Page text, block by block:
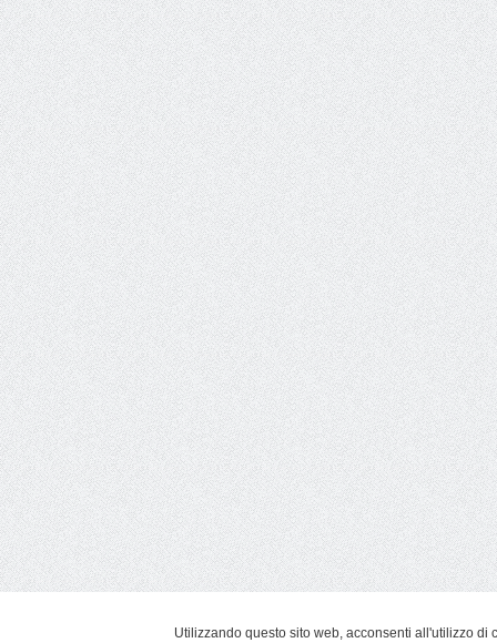
Utilizzando questo sito web, acconsenti all'utilizzo di